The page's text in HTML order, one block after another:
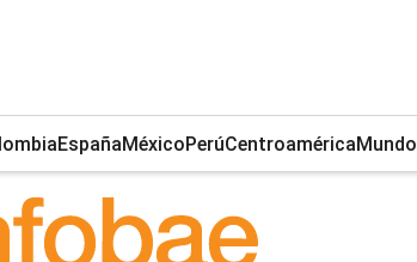
EspañaMéxicoPerúCentroaméricaMundo